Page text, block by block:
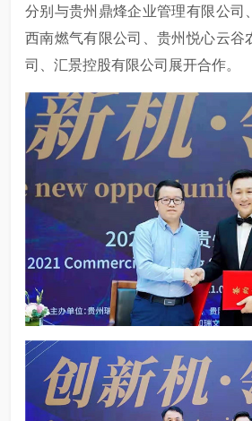
分别与贵州鼎烽企业管理有限公司
西南燃气有限公司、贵州悦心云谷
司、汇景控股有限公司展开合作。